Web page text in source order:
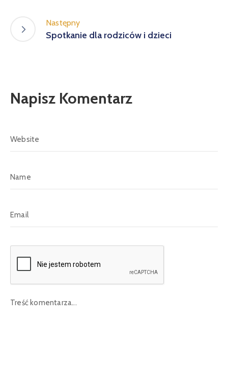
Następny
Spotkanie dla rodziców i dzieci
Napisz Komentarz